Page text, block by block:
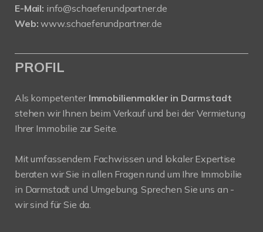
E-Mail: info@schaeferundpartner.de
Web: www.schaeferundpartner.de
PROFIL
Als kompetenter Immobilienmakler in Darmstadt
stehen wir Ihnen beim Verkauf und bei der Vermietung
Ihrer Immobilie zur Seite.
Mit umfassendem Fachwissen und lokaler Expertise
beraten wir Sie in allen Fragen rund um Ihre Immobilie
in Darmstadt und Umgebung. Sprechen Sie uns an -
wir sind für Sie da.